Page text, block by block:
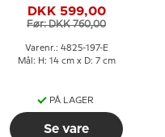
DKK 599,00
Før: DKK 760,00
Varenr.: 4825-197-E
Mål: H: 14 cm x D: 7 cm
PÅ LAGER
Se vare